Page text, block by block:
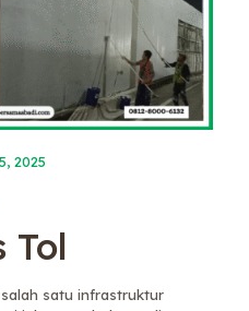
2025
Tol
satu infrastruktur